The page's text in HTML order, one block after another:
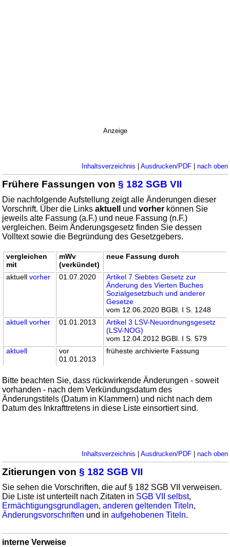
Anzeige
Inhaltsverzeichnis | Ausdrucken/PDF| nach oben
Frühere Fassungen von§ 182 SGB VII
Die nachfolgende Aufstellung zeigt alle Änderungen dieser
Vorschrift. Über die Linksaktuell undvorher können Sie
jeweils alte Fassung (a.F.) und neue Fassung (n.F.)
vergleichen. Beim Änderungsgesetz finden Sie dessen
Volltext sowie die Begründung des Gesetzgebers.
vergleichen
mit
mWv
(verkündet)
neue Fassung durch
aktuellvorher 01.07.2020
Artikel 7 Siebtes Gesetz zur
Änderung des Vierten Buches
Sozialgesetzbuch und anderer
Gesetze
vom 12.06.2020 BGBl. I S. 1248
aktuell vorher 01.01.2013
Artikel 3 LSV-Neuordnungsgesetz
(LSV-NOG)
vom 12.04.2012 BGBl. I S. 579
aktuell
vor
01.01.2013
früheste archivierte Fassung
Bitte beachten Sie, dass rückwirkende Änderungen - soweit
vorhanden - nach dem Verkündungsdatum des
Änderungstitels (Datum in Klammern) und nicht nach dem
Datum des Inkrafttretens in diese Liste einsortiert sind.
Inhaltsverzeichnis | Ausdrucken/PDF| nach oben
Zitierungen von§ 182 SGB VII
Sie sehen die Vorschriften, die auf § 182 SGB VII verweisen.
Die Liste ist unterteilt nach Zitaten in SGB VII selbst,
Ermächtigungsgrundlagen,anderen geltenden Titeln,
Änderungsvorschriften und inaufgehobenen Titeln.
interne Verweise